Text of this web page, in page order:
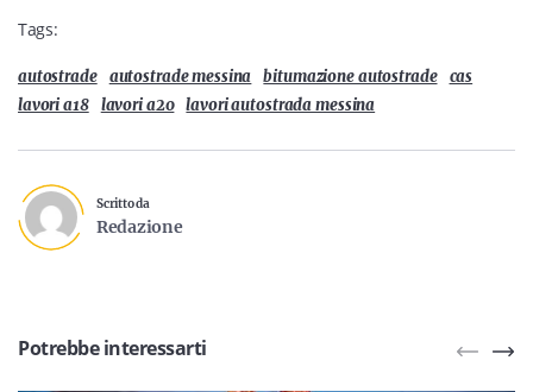
Tags:
autostrade autostrade messina bitumazione autostrade
cas
lavori a18
lavori a20 lavori autostrada messina
Scritto da
Redazione
Potrebbe interessarti